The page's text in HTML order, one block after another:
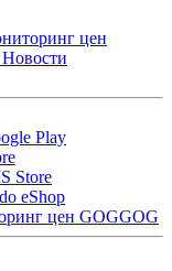
цен
Новости
Play
Store
eShop
GOG